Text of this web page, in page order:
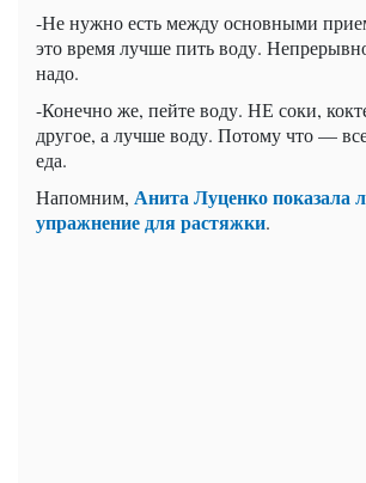
-Не нужно есть между основными
это время лучше пить воду.
надо.
-Конечно же, пейте воду. НЕ соки,
другое, а лучше воду. Потому что —
еда.
Напомним, Анита Луценко показала
упражнение для растяжки.